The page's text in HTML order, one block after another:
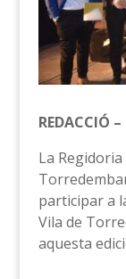
REDACCIÓ
La
participar a
Vila de
aquesta